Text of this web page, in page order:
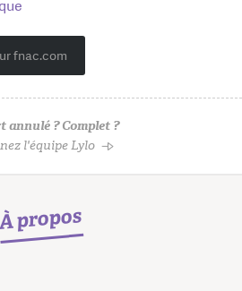
fnac.com
annulé ? Complet ?
l'équipe Lylo
À propos